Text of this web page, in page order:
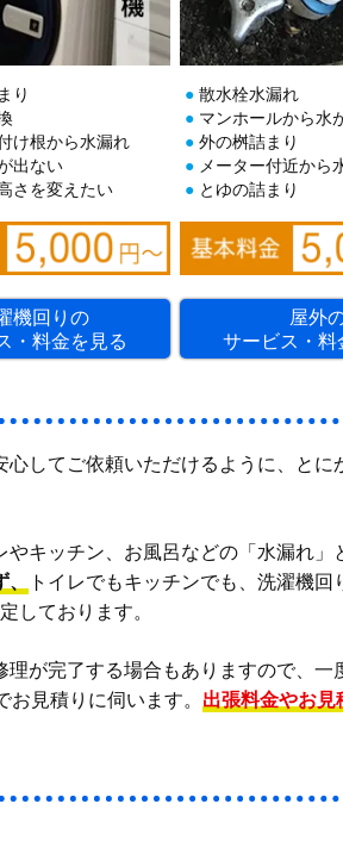
り
け根から水漏れ
出ない
さを変えたい
機回りの
・料金を見る
散水栓水漏れ
マンホールから水
外の桝詰まり
メーター付近から
とゆの詰まり
屋外
サービス・料
心してご依頼いただけるように、とに
キッチン、お風呂などの「水漏れ」
トイレでもキッチンでも、洗濯機
しております。
理が完了する場合もありますので、
見積りに伺います。 出張料金やお